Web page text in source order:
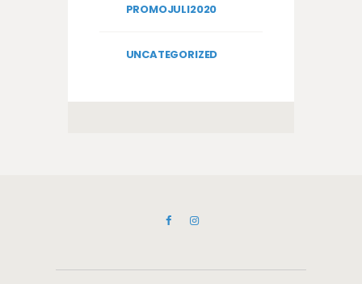
PROMOJULI2020
UNCATEGORIZED